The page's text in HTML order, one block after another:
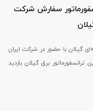
سفارش شركت
گیلان با حضور در شرکت ایران
برق گیلان بازدید